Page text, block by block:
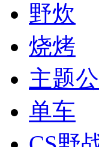
野炊
烧烤
主题
单车